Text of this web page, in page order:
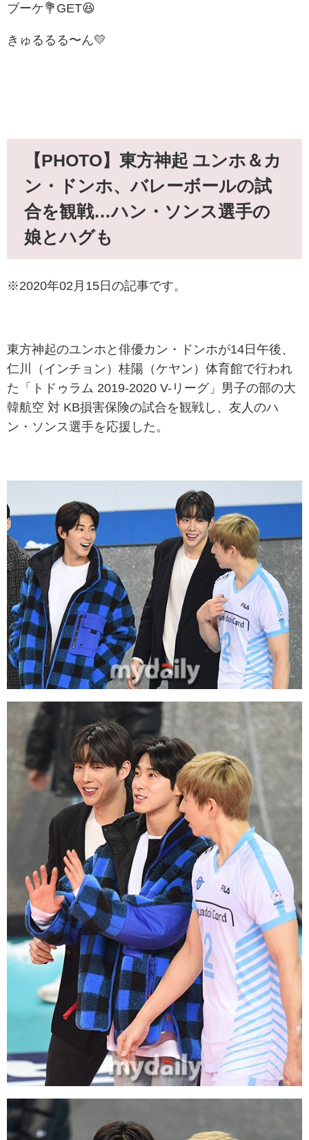
ブーケ💐GET😆
きゅるるる〜ん💛
【PHOTO】東方神起 ユンホ＆カ
ン・ドンホ、バレーボールの試
合を観戦…ハン・ソンス選手の
娘とハグも
※2020年02月15日の記事です。
東方神起のユンホと俳優カン・ドンホが14日午後、
仁川（インチョン）桂陽（ケヤン）体育館で行われ
た「トドゥラム 2019-2020 V-リーグ」男子の部の大
韓航空 対 KB損害保険の試合を観戦し、友人のハ
ン・ソンス選手を応援した。